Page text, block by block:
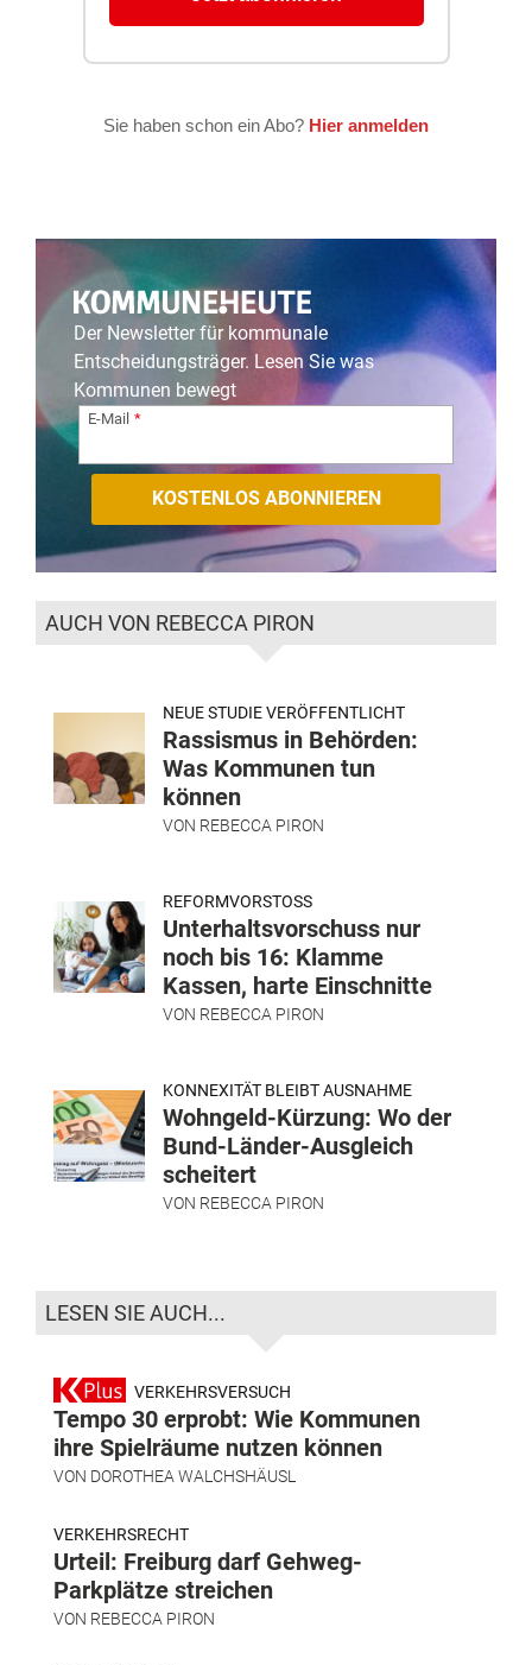
Der Newsletter für kommunale
Entscheidungsträger. Lesen Sie was
Kommunen bewegt
E-Mail
AUCH VON REBECCA PIRON
NEUE STUDIE VERÖFFENTLICHT
Rassismus in Behörden:
Was Kommunen tun
können
VON REBECCA PIRON
REFORMVORSTOSS
Unterhaltsvorschuss nur
noch bis 16: Klamme
Kassen, harte Einschnitte
VON REBECCA PIRON
KONNEXITÄT BLEIBT AUSNAHME
Wohngeld-Kürzung: Wo der
Bund-Länder-Ausgleich
scheitert
VON REBECCA PIRON
LESEN SIE AUCH...
VERKEHRSVERSUCH
Tempo 30 erprobt: Wie Kommunen
ihre Spielräume nutzen können
VON DOROTHEA WALCHSHÄUSL
VERKEHRSRECHT
Urteil: Freiburg darf Gehweg-
Parkplätze streichen
VON REBECCA PIRON